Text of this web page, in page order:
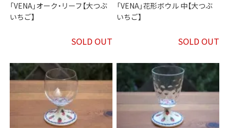
「VENA」オーク・リーフ【大つぶ
いちご】
SOLD OUT
「VENA」花形ボウル 中【大つぶ
いちご】
SOLD OUT